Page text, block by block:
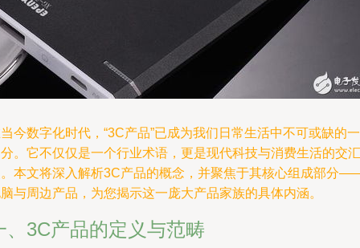
今数字化时代，“3C产品”已成为我们日常生活中不可或缺的一
。它不仅仅是一个行业术语，更是现代科技与消费生活的交汇
本文将深入解析3C产品的概念，并聚焦于其核心组成部分
与周边产品，为您揭示这一庞大产品家族的具体内涵。
、3C产品的定义与范畴